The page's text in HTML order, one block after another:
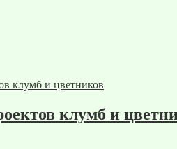
клумб и